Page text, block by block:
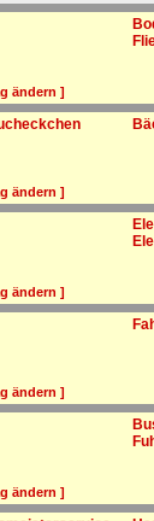
ändern ]
ändern ]
ändern ]
ändern ]
ändern ]